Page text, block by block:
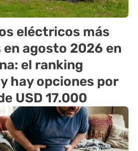
eléctricos más
agosto 2026 en
el ranking
hay opciones por
USD 17.000